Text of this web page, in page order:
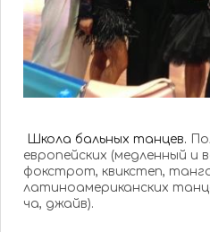
Школа бальных танцев.
европейских (медленный и
фокстрот, квикстеп,
латиноамериканских
ча, джайв).